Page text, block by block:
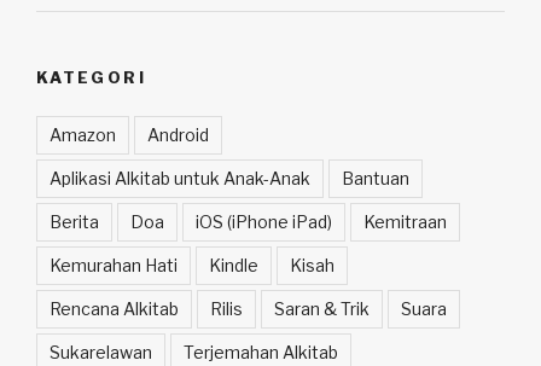
KATEGORI
Amazon Android
Aplikasi Alkitab untuk Anak-Anak Bantuan
Berita Doa iOS (iPhone iPad) Kemitraan
Kemurahan Hati Kindle Kisah
Rencana Alkitab Rilis Saran & Trik Suara
Sukarelawan Terjemahan Alkitab